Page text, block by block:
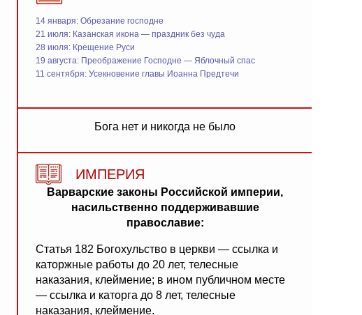
14 января: Обрезание господне
21 июля: Казанская икона — праздник без чуда
28 июля: Крещение Руси
19 августа: Преображение Господне — Яблочный спас
11 сентября: Усекновение главы Иоанна Предтечи
Бога нет и никогда не было
ИМПЕРИЯ
Варварские законы Российской империи,
насильственно поддерживавшие
православие:
Статья 182 Богохульство в церкви — ссылка и
каторжные работы до 20 лет, телесные
наказания, клеймение; в ином публичном месте
— ссылка и каторга до 8 лет, телесные
наказания, клеймение.